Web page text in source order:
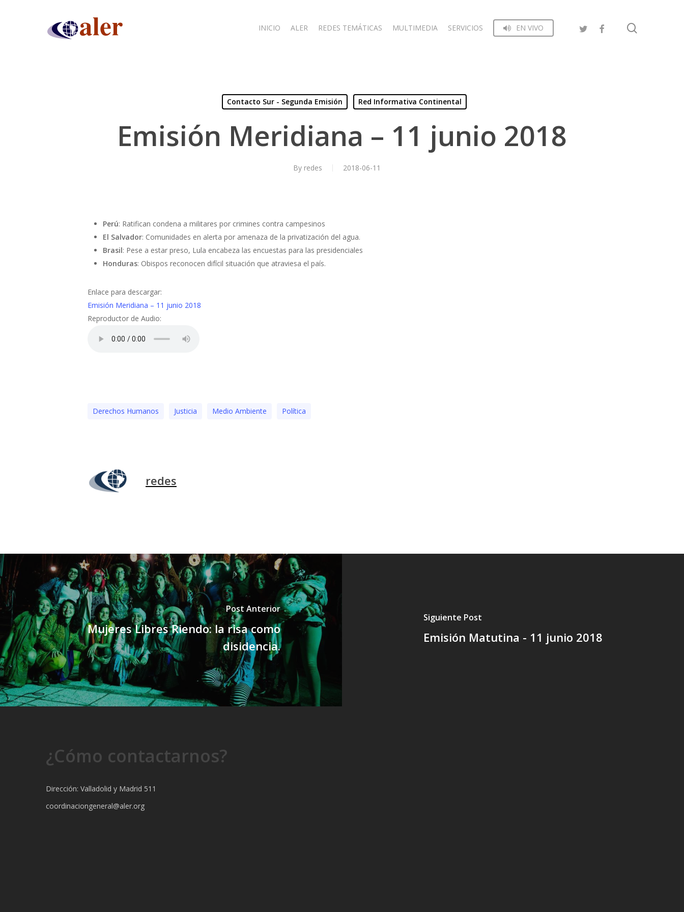
Presiona "ENTER" para buscar o "ESC" para cerrar
INICIO ALER REDES TEMÁTICAS MULTIMEDIA SERVICIOS EN VIVO
Contacto Sur - Segunda Emisión Red Informativa Continental
Emisión Meridiana – 11 junio 2018
By redes 2018-06-11
Perú: Ratifican condena a militares por crimines contra campesinos
El Salvador: Comunidades en alerta por amenaza de la privatización del agua.
Brasil: Pese a estar preso, Lula encabeza las encuestas para las presidenciales
Honduras: Obispos reconocen difícil situación que atraviesa el país.
Enlace para descargar:
Emisión Meridiana – 11 junio 2018
Reproductor de Audio:
Derechos Humanos Justicia Medio Ambiente Polí­tica
redes
Post Anterior
Mujeres Libres Riendo: la risa como
disidencia.
Siguiente Post
Emisión Matutina - 11 junio 2018
¿Cómo contactarnos?
Dirección: Valladolid y Madrid 511
coordinaciongeneral@aler.org